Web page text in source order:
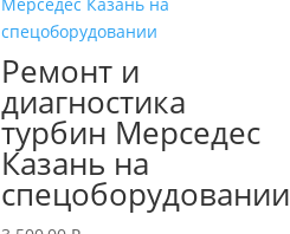
Ремонт и
диагностика
турбин Мерседес
Казань на
спецоборудовании